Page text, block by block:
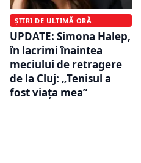
ȘTIRI DE ULTIMĂ ORĂ
UPDATE: Simona Halep,
în lacrimi înaintea
meciului de retragere
de la Cluj: „Tenisul a
fost viața mea”